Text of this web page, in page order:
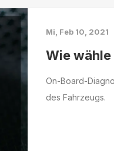
Mi, Feb 10, 2021
Wie
On-Board-
des Fahrzeugs.